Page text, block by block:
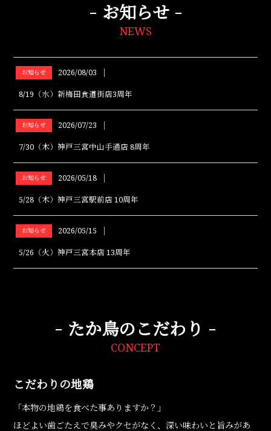
お知らせ
NEWS
お知らせ 2026/08/03
8/19（水）新梅田食道街店3周年
お知らせ 2026/07/23
7/30（木）神戸三宮中山手通店 8周年
お知らせ 2026/05/18
5/28（木）神戸三宮駅前店 10周年
お知らせ 2026/05/15
5/26（火）神戸三宮本店 13周年
たか鳥のこだわり
CONCEPT
こだわりの地鶏
「本物の地鶏を食べた事ありますか？」
ほどよい歯ごたえで臭みやクセがなく、深い味わいと旨みがあ